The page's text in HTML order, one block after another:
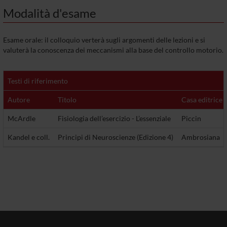
Modalità d'esame
Esame orale: il colloquio verterà sugli argomenti delle lezioni e si
valuterà la conoscenza dei meccanismi alla base del controllo motorio.
Testi di riferimento
Autore Titolo Casa editrice
McArdle Fisiologia dell’esercizio - L’essenziale Piccin
Kandel e coll. Principi di Neuroscienze (Edizione 4) Ambrosiana